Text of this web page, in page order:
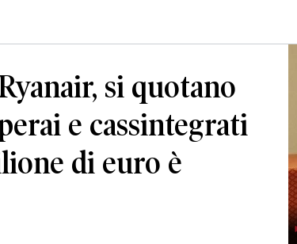
si quotano
e cassintegrati
di euro è